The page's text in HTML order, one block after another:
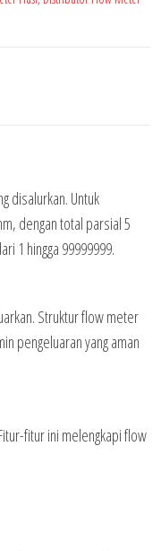
disalurkan. Untuk
dengan total parsial 5
1 hingga 99999999.
Struktur flow meter
pengeluaran yang aman
fitur ini melengkapi flow